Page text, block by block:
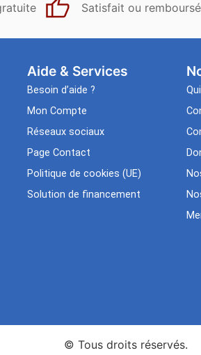
Satisfait ou remboursé
Aide & Services​
Besoin d’aide ?
Mon Compte
Réseaux sociaux
Page Contact
Politique de cookies (UE)
Solution de financement
© Tous droits réservés.